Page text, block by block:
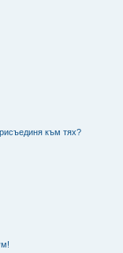
към тях?